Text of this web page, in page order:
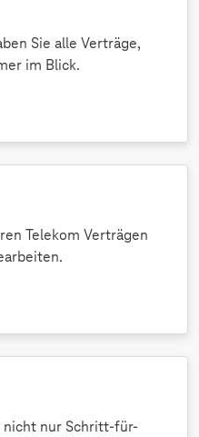
Sie alle Verträge,
im Blick.
Telekom Verträgen
nicht nur Schritt-für-